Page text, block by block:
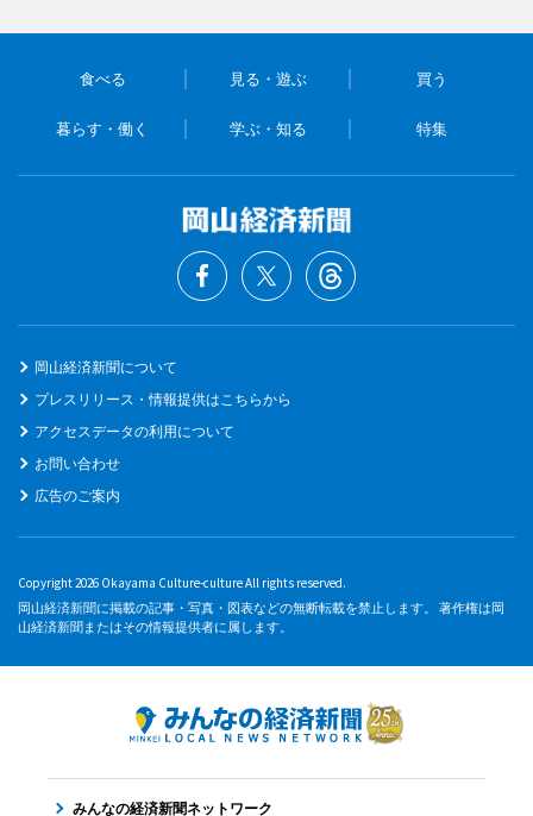
食べる 見る・遊ぶ 買う
暮らす・働く 学ぶ・知る 特集
岡山経済新聞について
プレスリリース・情報提供はこちらから
アクセスデータの利用について
お問い合わせ
広告のご案内
Copyright 2026 Okayama Culture-culture All rights reserved.
岡山経済新聞に掲載の記事・写真・図表などの無断転載を禁止します。 著作権は岡
山経済新聞またはその情報提供者に属します。
みんなの経済新聞ネットワーク